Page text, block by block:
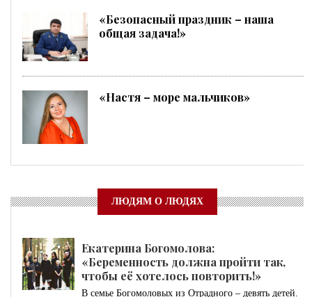
«Безопасный праздник – наша
общая задача!»
«Настя – море мальчиков»
ЛЮДЯМ О ЛЮДЯХ
Екатерина Богомолова:
«Беременность должна пройти так,
чтобы её хотелось повторить!»
В семье Богомоловых из Отрадного – девять детей.